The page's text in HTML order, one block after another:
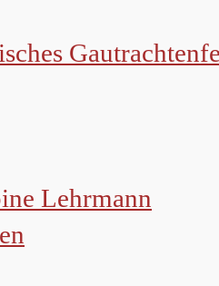
Lehrmann